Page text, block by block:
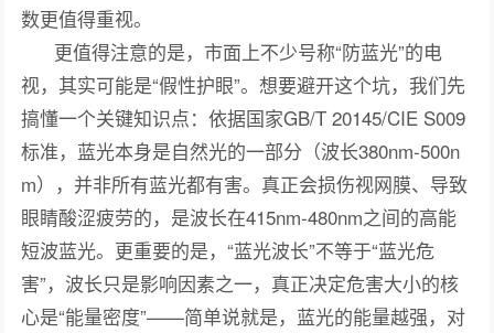
数更值得重视。
更值得注意的是，市面上不少号称“防蓝光”的电
视，其实可能是“假性护眼”。想要避开这个坑，我们先
搞懂一个关键知识点：依据国家GB/T 20145/CIE S009
标准，蓝光本身是自然光的一部分（波长380nm-500n
m），并非所有蓝光都有害。真正会损伤视网膜、导致
眼睛酸涩疲劳的，是波长在415nm-480nm之间的高能
短波蓝光。更重要的是，“蓝光波长”不等于“蓝光危
害”，波长只是影响因素之一，真正决定危害大小的核
心是“能量密度”——简单说就是，蓝光的能量越强，对